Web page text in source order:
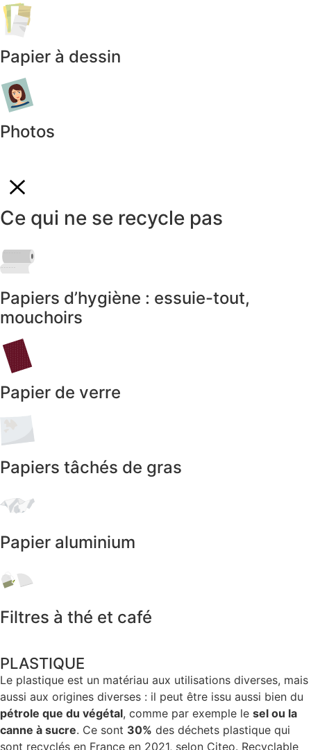
Papier à dessin
Photos
Ce qui ne se recycle pas
Papiers d’hygiène : essuie-tout,
mouchoirs
Papier de verre
Papiers tâchés de gras
Papier aluminium
Filtres à thé et café
PLASTIQUE
Le plastique est un matériau aux utilisations diverses, mais
aussi aux origines diverses : il peut être issu aussi bien du
pétrole que du végétal, comme par exemple le sel ou la
canne à sucre. Ce sont 30% des déchets plastique qui
sont recyclés en France en 2021, selon Citeo. Recyclable